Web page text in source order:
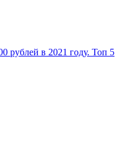
рублей в 2021 году. Топ 5